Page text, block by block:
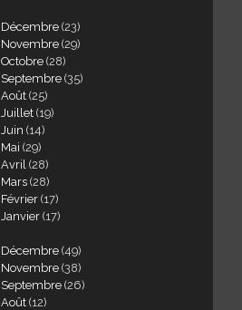
Décembre (23)
Novembre (29)
Octobre (28)
Septembre (35)
Août (25)
Juillet (19)
Juin (14)
Mai (29)
Avril (28)
Mars (28)
Février (17)
Janvier (17)
Décembre (49)
Novembre (38)
Septembre (26)
Août (12)